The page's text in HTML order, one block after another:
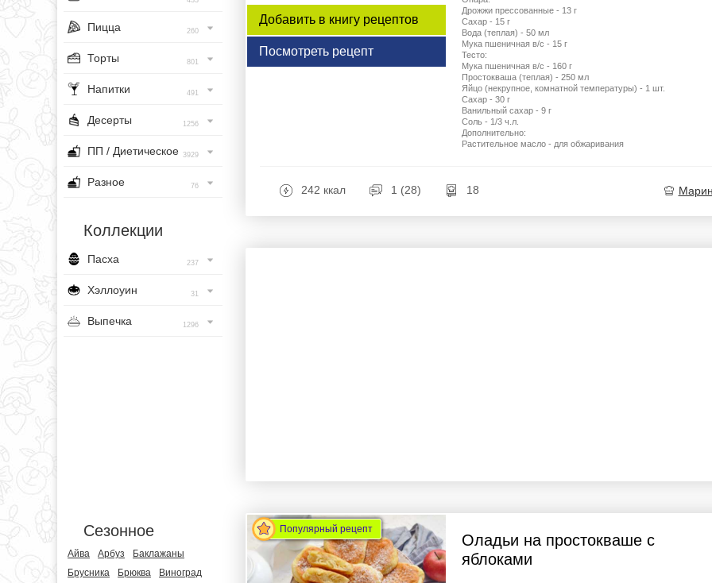
Пицца 260
Торты 801
Напитки 491
Десерты 1256
ПП / Диетическое 3929
Разное 76
Коллекции
Пасха 237
Хэллоуин 31
Выпечка 1296
Сезонное
Айва Арбуз
Баклажаны
Брусника
Брюква
Виноград
Добавить в книгу рецептов
Посмотреть рецепт
Дрожжи прессованные - 13 г
Сахар - 15 г
Вода (теплая) - 50 мл
Мука пшеничная в/с - 15 г
Тесто:
Мука пшеничная в/с - 160 г
Простокваша (теплая) - 250 мл
Яйцо (некрупное, комнатной температуры) - 1 шт.
Сахар - 30 г
Ванильный сахар - 9 г
Соль - 1/3 ч.л.
Дополнительно:
Растительное масло - для обжаривания
242 ккал 1 (28) 18
Популярный рецепт
Оладьи на простокваше с
яблоками